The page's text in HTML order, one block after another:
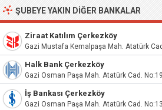
ŞUBEYE YAKIN DIĞER BANKALAR
Ziraat Katılım Çerkezköy
Halk Bank Çerkezköy
Gazi Osman Paşa Mah. Atatürk Cad.
İş Bankası Çerkezköy
Gazi Osman Paşa Mah. Atatürk Cad.